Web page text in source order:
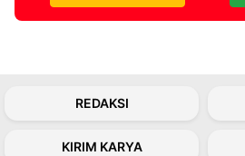
REDAKSI
KIRIM KARYA